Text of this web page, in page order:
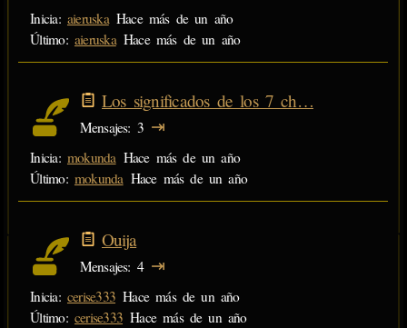
Inicia: aieruska Hace más de un año
Último: aieruska Hace más de un año
Los significados de los 7 ch…
Mensajes 3 ⇥
Inicia: mokunda Hace más de un año
Último: mokunda Hace más de un año
Ouija
Mensajes 4 ⇥
Inicia: cerise333 Hace más de un año
Último: cerise333 Hace más de un año